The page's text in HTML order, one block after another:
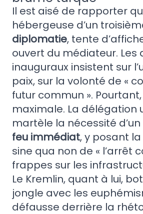
Il est aisé de rapporter
hébergeuse d’un
diplomatie, tente
ouvert du médiateur. Les
inauguraux insistent sur
paix, sur la volonté de «
futur commun ».
maximale. La délégation
martèle la nécessité d’un
feu immédiat, y posant
sine qua non de « l’arrêt
frappes sur les
Le Kremlin, quant à lui,
jongle avec les
défausse derrière la